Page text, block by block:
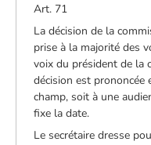
Art. 71
La décision de la
prise à la majorité des
voix du président de la
décision est
champ, soit à une
fixe la date.
Le secrétaire dresse